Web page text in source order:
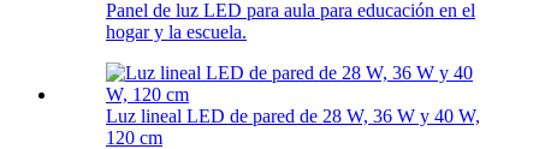
Panel de luz LED para aula para educación en el
hogar y la escuela.
Luz lineal LED de pared de 28 W, 36 W y 40 W,
120 cm